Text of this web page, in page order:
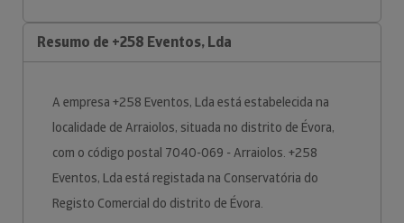
Resumo de +258 Eventos, Lda
A empresa +258 Eventos, Lda está estabelecida na
localidade de Arraiolos, situada no distrito de Évora,
com o código postal 7040-069 - Arraiolos. +258
Eventos, Lda está registada na Conservatória do
Registo Comercial do distrito de Évora.